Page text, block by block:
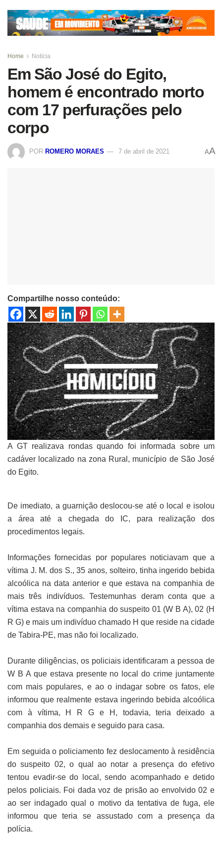
Home Notícia
Em São José do Egito,
homem é encontrado morto
com 17 perfurações pelo
corpo
POR ROMERO MORAES 7 de abril de 2021 AA
Compartilhe nosso conteúdo:
A GT realizava rondas quando foi informada sobre um
cadáver localizado na zona Rural, município de São José
do Egito.
De imediato, a guarnição deslocou-se até o local e isolou
a área até a chegada do IC, para realização dos
procedimentos legais.
Informações fornecidas por populares noticiavam que a
vítima J. M. dos S., 35 anos, solteiro, tinha ingerido bebida
alcoólica na data anterior e que estava na companhia de
mais três indivíduos. Testemunhas deram conta que a
vítima estava na companhia do suspeito 01 (W B A), 02 (H
R G) e mais um indivíduo chamado H que reside na cidade
de Tabira-PE, mas não foi localizado.
Durante diligências, os policiais identificaram a pessoa de
W B A que estava presente no local do crime juntamente
com mais populares, e ao o indagar sobre os fatos, ele
informou que realmente estava ingerindo bebida alcoólica
com à vítima, H R G e H, todavia, teria deixado a
companhia dos demais e seguido para casa.
Em seguida o policiamento fez deslocamento à residência
do suspeito 02, o qual ao notar a presença do efetivo
tentou evadir-se do local, sendo acompanhado e detido
pelos policiais. Foi dada voz de prisão ao envolvido 02 e
ao ser indagado qual o motivo da tentativa de fuga, ele
informou que teria se assustado com a presença da
polícia.